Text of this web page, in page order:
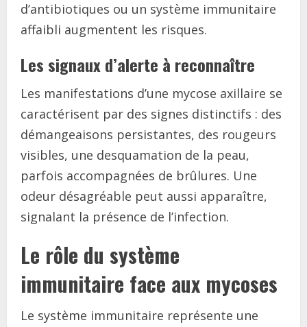
d’antibiotiques ou un système immunitaire
affaibli augmentent les risques.
Les signaux d’alerte à reconnaître
Les manifestations d’une mycose axillaire se
caractérisent par des signes distinctifs : des
démangeaisons persistantes, des rougeurs
visibles, une desquamation de la peau,
parfois accompagnées de brûlures. Une
odeur désagréable peut aussi apparaître,
signalant la présence de l’infection.
Le rôle du système
immunitaire face aux mycoses
Le système immunitaire représente une